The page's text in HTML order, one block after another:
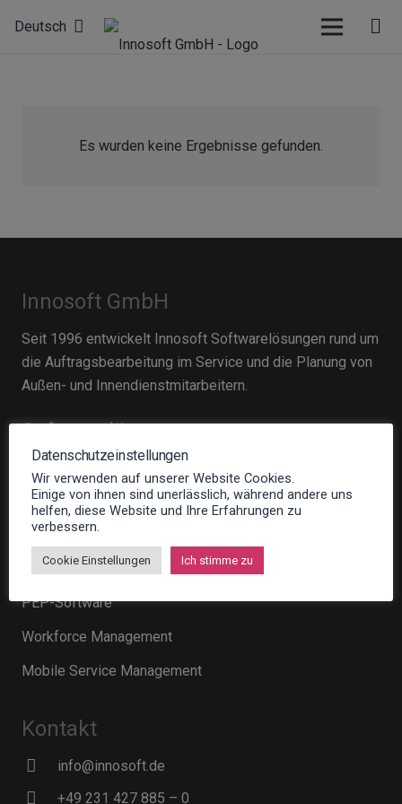
Deutsch
Es wurden keine Ergebnisse gefunden.
Innosoft GmbH
Seit 1996 entwickelt Innosoft Softwarelösungen rund um
die Auftragsbearbeitung im Service und die Planung von
Außen- und Innendienstmitarbeitern.
Softwarelösungen
Field Service Management
Einsatzplanung
Mobile Zeiterfassung
Ressourcenplanung im Projektmanagement
PEP-Software
Workforce Management
Mobile Service Management
Kontakt
info@innosoft.de
+49 231 427 885 – 0
Datenschutzeinstellungen
Wir verwenden auf unserer Website Cookies.
Einige von ihnen sind unerlässlich, während andere uns
helfen, diese Website und Ihre Erfahrungen zu
verbessern.
Cookie Einstellungen Ich stimme zu